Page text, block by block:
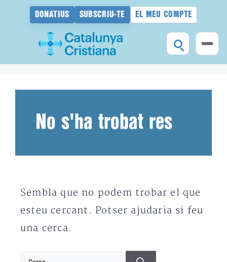
DONATIUS SUBSCRIU-TE EL MEU COMPTE
No s'ha trobat res
Sembla que no podem trobar el que
esteu cercant. Potser ajudaria si feu
una cerca.
Cerca: